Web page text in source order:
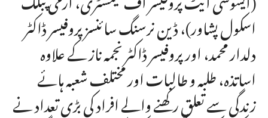
اسکول پشاور)، ڈین نرسنگ سائنسز پروفیسر ڈاکٹر
دلدار محمد، اور پروفیسر ڈاکٹر نجمہ ناز کے علاوہ
اساتذہ، طلبہ و طالبات اور مختلف شعبہ ہائے
زندگی سے تعلق رکھنے والے افراد کی بڑی تعداد نے